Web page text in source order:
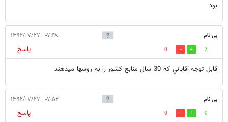
بود
بی نام ۰۷:۴۸ - ۱۳۹۲/۰۷/۲۷
3
0
پاسخ
قابل توجه آقاياني كه 30 سال منابع كشور را به روسها ميدهند
بی نام ۰۷:۵۲ - ۱۳۹۲/۰۷/۲۷
0
0
پاسخ